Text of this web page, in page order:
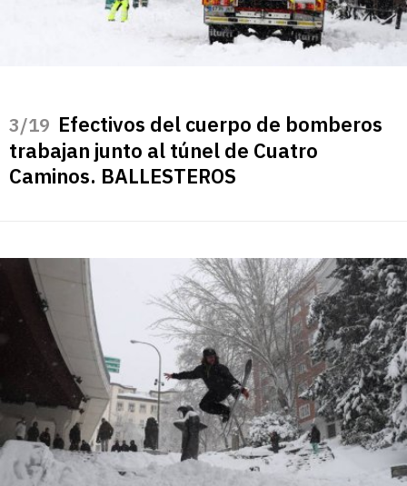
/19 Efectivos del cuerpo de bomberos
trabajan junto al túnel de Cuatro
Caminos. BALLESTEROS